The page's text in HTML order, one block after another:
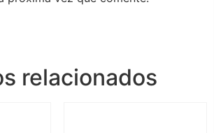
relacionados